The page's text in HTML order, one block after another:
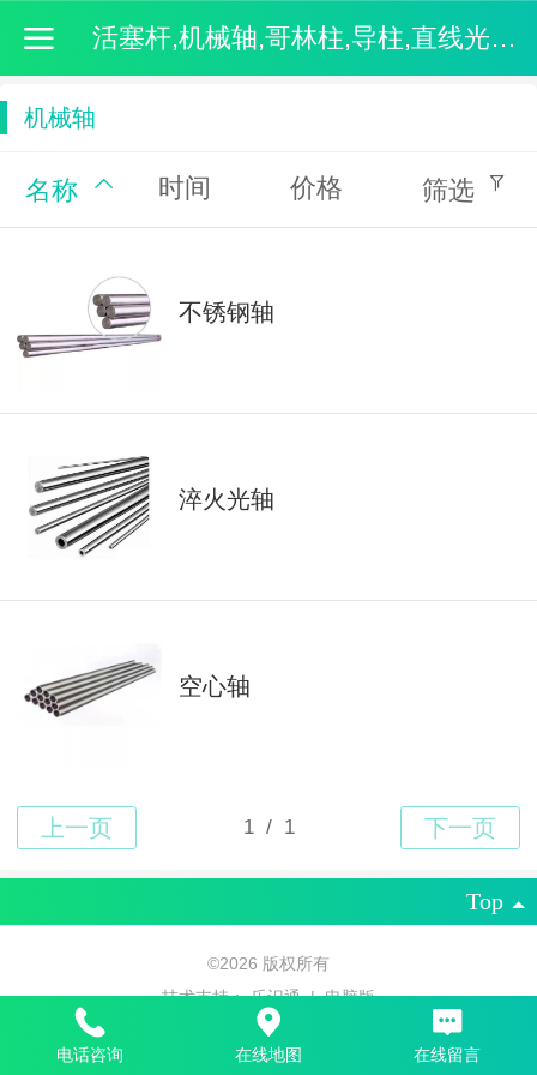
活塞杆,机械轴,哥林柱,导柱,直线光轴-无锡市创宏机械有限公司
机械轴
名称 时间 价格 筛选
不锈钢轴
淬火光轴
空心轴
Top
©2026 版权所有
技术支持：乐识通 | 电脑版
电话咨询 在线地图 在线留言